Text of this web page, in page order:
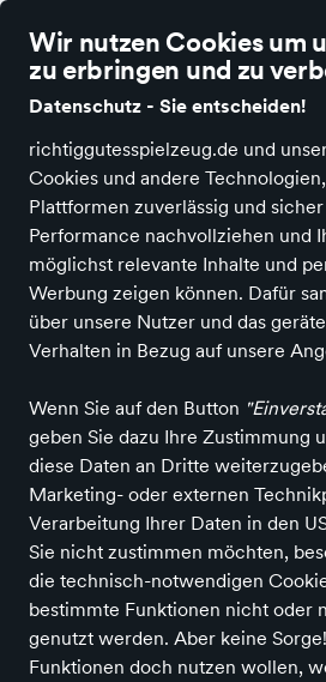
Wir nutzen Cookies um
zu erbringen und zu
Datenschutz - Sie entscheiden!
richtiggutesspielzeug.de und
Cookies und andere
Plattformen zuverlässig und
Performance nachvollziehen und
möglichst relevante Inhalte und
Werbung zeigen können. Dafür
über unsere Nutzer und das
Verhalten in Bezug auf unsere
Wenn Sie auf den Button
geben Sie dazu Ihre Zustimmung
diese Daten an Dritte
Marketing- oder externen
Verarbeitung Ihrer Daten in den
Sie nicht zustimmen möchten,
die technisch-notwendigen
bestimmte Funktionen nicht oder
genutzt werden. Aber keine
Funktionen doch nutzen wollen,
Alle Kategorien Neuheiten Angebote